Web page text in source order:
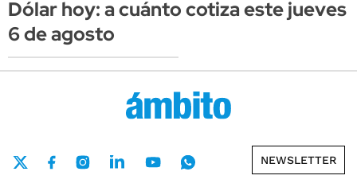
Dólar hoy: a cuánto cotiza este jueves
6 de agosto
NEWSLETTER